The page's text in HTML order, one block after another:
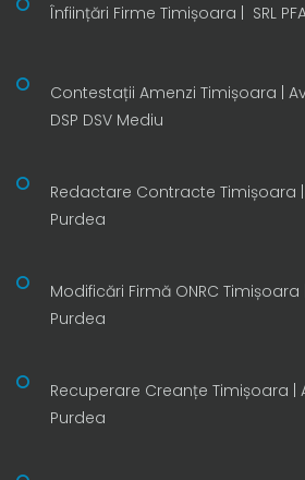
Înființări Firme Timișoara | SRL
Contestații Amenzi Timișoara |
DSP DSV Mediu
Redactare Contracte Timișoara
Purdea
Modificări Firmă ONRC
Purdea
Recuperare Creanțe Timișoara |
Purdea